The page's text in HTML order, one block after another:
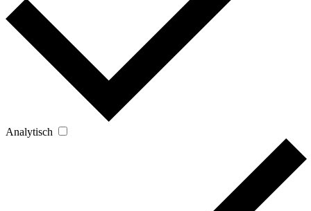
Analytisch